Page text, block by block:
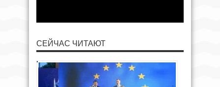
СЕЙЧАС ЧИТАЮТ